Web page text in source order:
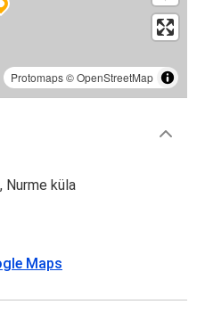
Protomaps©OpenStreetMap
Nurme küla
Maps